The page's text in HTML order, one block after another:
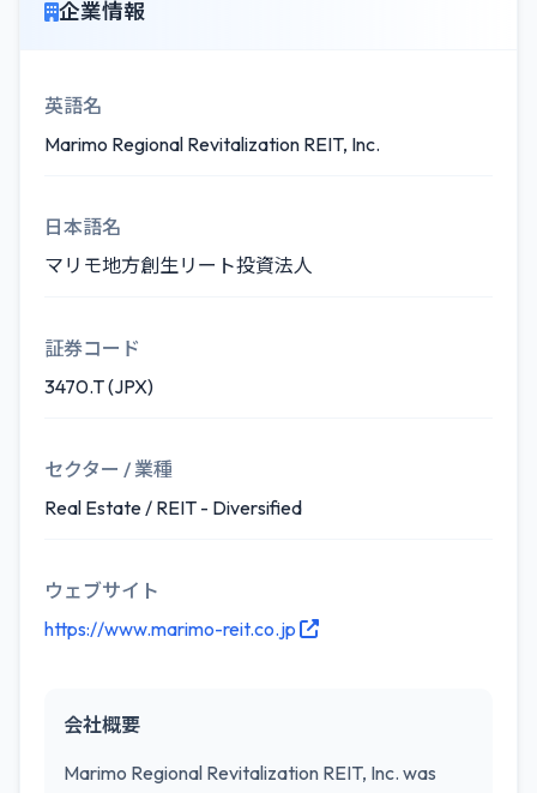
企業情報
英語名
Marimo Regional Revitalization REIT, Inc.
日本語名
マリモ地方創生リート投資法人
証券コード
3470.T (JPX)
セクター / 業種
Real Estate / REIT - Diversified
ウェブサイト
https://www.marimo-reit.co.jp
会社概要
Marimo Regional Revitalization REIT, Inc. was